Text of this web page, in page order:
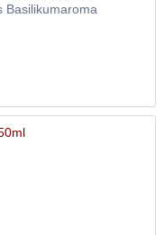
Basilikumaroma